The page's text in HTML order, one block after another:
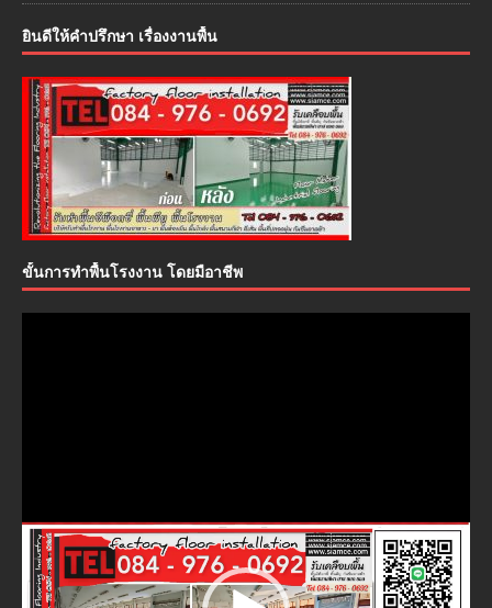
ยินดีให้คำปรึกษา เรื่องงานพื้น
ขั้นการทำพื้นโรงงาน โดยมือาชีพ